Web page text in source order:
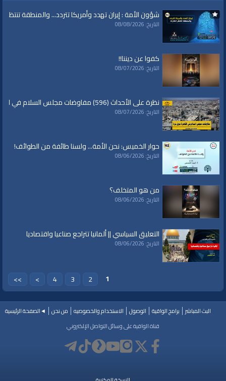
::: لا تنسوا الاشتراك في القناة وتفعيل زر الجرس ليصلكم الجديد دائمًا، ونرحب
بأسئلتكم واقتراحاتكم وآرائكم في التعليقات :::
#قناة_الواقية
لمتابعة المزيد من إنتاجات قناة الواقية
https://www.youtube.com/user/AlwaqiyahTV?sub_confirmation=1
اشترك في القناة الرسمية على تليجرام:
الصفحة الرسمية لقناة الواقية على الفيسبوك
https://www.facebook.com/alwaqiyahtube
الصفحة الرسمية على تويتر
قناة الواقية: انحياز إلى مبدأ الأمة
الفئات:
برامج الواقية
العلامات:#video
|
#subscribe
|
#youtube
شؤون الأمة : إيران تهدد وأمريكا تتردد... والمنطقة تنتظر
التاريخ: 08/08/2026
كفوا عن ديننا!!
التاريخ: 08/07/2026
نظرة على الأحداث (596) مفاوضات مجلس السلام في القاهرة حول غزة
التاريخ: 08/07/2026
حوار الخميس: نحن الأمة... ولسنا طائفة من الطوائف!
التاريخ: 08/06/2026
من هو المتخلف؟
التاريخ: 08/06/2026
التعليق السياسي || ألمانيا تتراجع صناعيا واقتصاديا
التاريخ: 08/06/2026
1
2
3
4
>
>>
البث المباشر برامج الواقية الوصول الاستخدام والخصوصيه من نحن
◄الصفحة الرئيسية
قناة الواقية على وسائل التواصل الإلكتروني